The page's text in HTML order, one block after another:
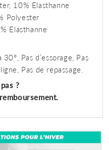
10% Elasthanne
Polyester
Elasthanne
Pas d’essorage, Pas
Pas de repassage.
?